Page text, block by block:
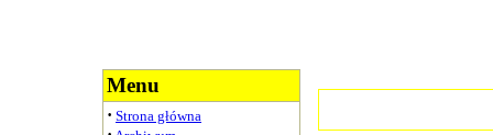
Menu
· Strona główna